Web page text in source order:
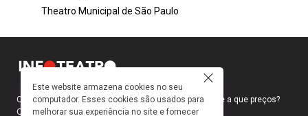
entre corpos, contextos e manifestações
Nesse cenário, o movimento do elenco vai
além da técnica, atuando como matéria para
explorar e compreender as interações do
corpo com o ambiente.
Theatro Municipal de São Paulo
Como faço para ir ao teatro? Onde compro ingressos e a que preços?
Quais peças estão em cartaz?
Este website armazena cookies no seu
computador. Esses cookies são usados para
melhorar sua experiência no site e fornecer